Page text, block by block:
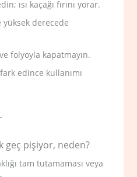
ısı kaçağı fırını yorar.
yüksek derecede
folyoyla kapatmayın.
edince kullanımı
geç pişiyor, neden?
tam tutamaması veya